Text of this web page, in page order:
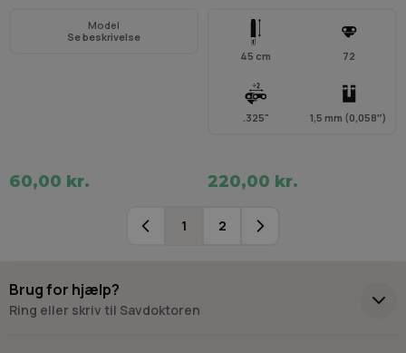
Model
Se beskrivelse
60,00 kr.
45 cm 72
.325" 1,5 mm (0,058″)
220,00 kr.
Du læser i øjeblikket side
1 Side
2
Brug for hjælp?
Ring eller skriv til Savdoktoren